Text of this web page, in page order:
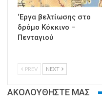
‘Εργα βελτίωσης στο
δρόμο Κόκκινο –
Πενταγιού
PREV NEXT
ΑΚΟΛΟΥΘΗΣΤΕ ΜΑΣ